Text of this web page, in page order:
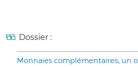
Dossier :
Monnaies complémentaires, un